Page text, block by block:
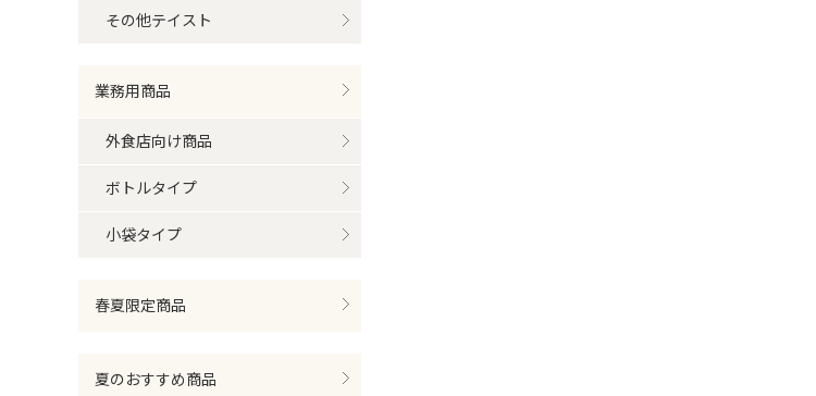
その他テイスト
業務用商品
外食店向け商品
ボトルタイプ
小袋タイプ
春夏限定商品
夏のおすすめ商品